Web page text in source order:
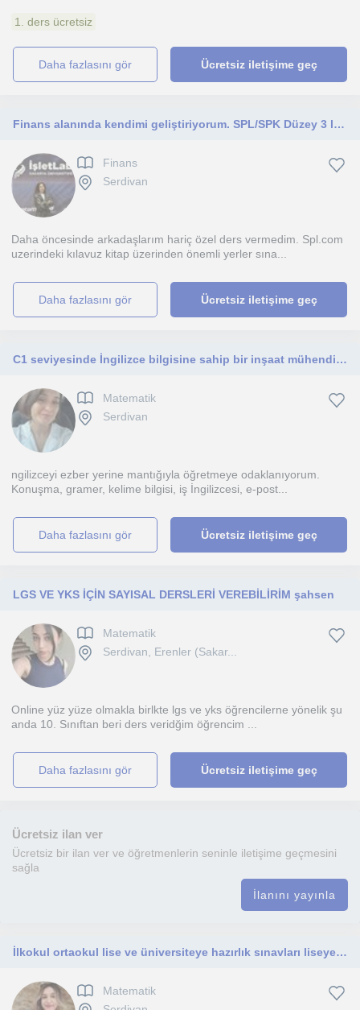
1. ders ücretsiz
daha fazlasını gör Ücretsiz iletişime geç
Finans alanında kendimi geliştiriyorum. SPL/SPK Düzey 3 lisansınını almak isteyenlere istedigi derste yardimci olurum.
Finans
Serdivan
Daha öncesinde arkadaşlarım hariç özel ders vermedim. Spl.com
uzerindeki kılavuz kitap üzerinden önemli yerler sına...
daha fazlasını gör Ücretsiz iletişime geç
C1 seviyesinde İngilizce bilgisine sahip bir inşaat mühendisiyim. Derslerinizde yardım etmeyi çok isterim
Matematik
Serdivan
ngilizceyi ezber yerine mantığıyla öğretmeye odaklanıyorum.
Konuşma, gramer, kelime bilgisi, iş İngilizcesi, e-post...
daha fazlasını gör Ücretsiz iletişime geç
LGS VE YKS İÇİN SAYISAL DERSLERİ VEREBİLİRİM şahsen
Matematik
Serdivan, Erenler (Sakar...
Online yüz yüze olmakla birlkte lgs ve yks öğrencilerne yönelik şu
anda 10. Sınıftan beri ders veridğim öğrencim ...
daha fazlasını gör Ücretsiz iletişime geç
Ücretsiz ilan ver
Ücretsiz bir ilan ver ve öğretmenlerin seninle iletişime geçmesini
sağla
İlanını yayınla
İlkokul ortaokul lise ve üniversiteye hazırlık sınavları liseye giriş sınavı da olmak üzere herkese matematik dersi veririm
Matematik